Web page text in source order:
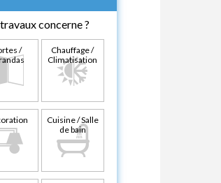
concerne ?
/
Chauffage /
Climatisation
Cuisine / Salle
de bain